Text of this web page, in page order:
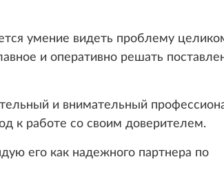
умение видеть проблему
и оперативно решать
и внимательный
к работе со своим доверителем.
его как надежного партнера по